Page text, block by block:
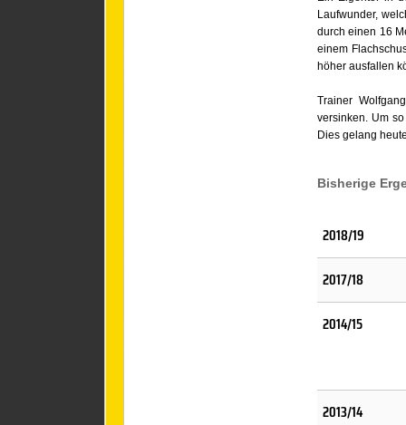
Laufwunder,
durch einen 16
einem
höher ausfallen
Trainer
versinken. Um
Dies gelang
Bisherige
2018/19
2017/18
2014/15
2013/14